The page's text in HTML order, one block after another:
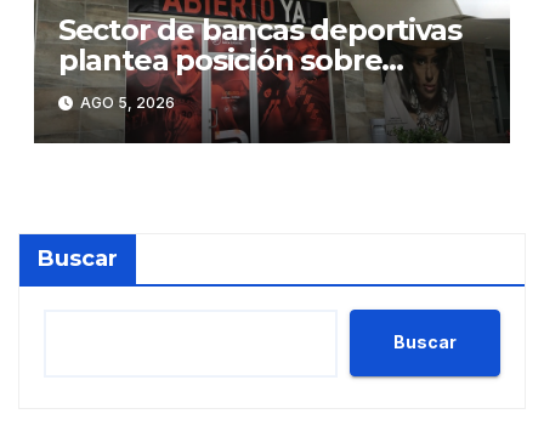
Sector de bancas deportivas
plantea posición sobre
proyecto de Ley General de
Juegos de Azar
AGO 5, 2026
Buscar
Buscar